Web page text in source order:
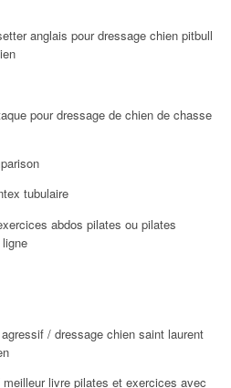
anglais pour dressage chien pitbull
pour dressage de chien de chasse
tubulaire
abdos pilates ou pilates
/ dressage chien saint laurent
livre pilates et exercices avec